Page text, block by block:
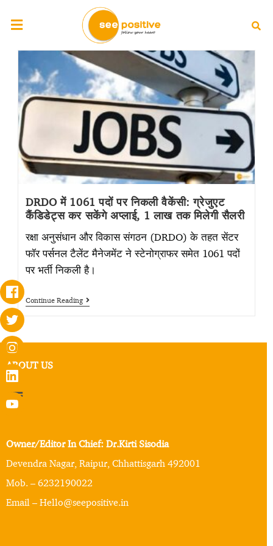
DRDO में 1061 पदों पर निकली वैकेंसी: ग्रेजुएट
कैंडिडेट्स कर सकेंगे अप्लाई, 1 लाख तक मिलेगी सैलरी
रक्षा अनुसंधान और विकास संगठन (DRDO) के तहत सेंटर
फॉर पर्सनल टैलेंट मैनेजमेंट ने स्टेनोग्राफर समेत 1061 पदों
पर भर्ती निकली है।
Continue Reading
ABOUT US
Owner/Editor In Chief: Dr.Kirti Sisodia
Devendra Nagar, Raipur, Chhattisgarh 492001
Mob. – 6232190022
Email – Hello@seepositive.in